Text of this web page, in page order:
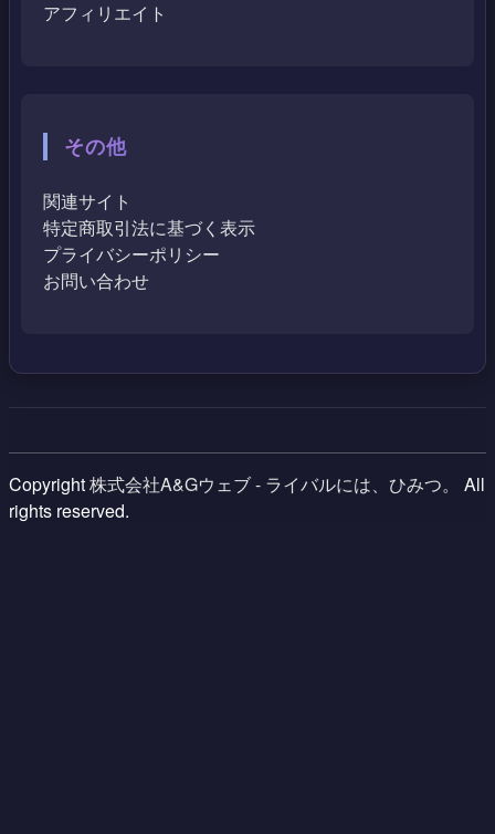
アフィリエイト
その他
関連サイト
特定商取引法に基づく表示
プライバシーポリシー
お問い合わせ
Copyright株式会社A&Gウェブ - ライバルには、ひみつ。
All
rights reserved.